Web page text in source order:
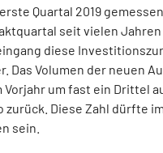
Quartal 2019
seit vielen
diese
Das Volumen der neuen
Vorjahr um fast ein Drittel
zurück. Diese Zahl dürfte
sein.